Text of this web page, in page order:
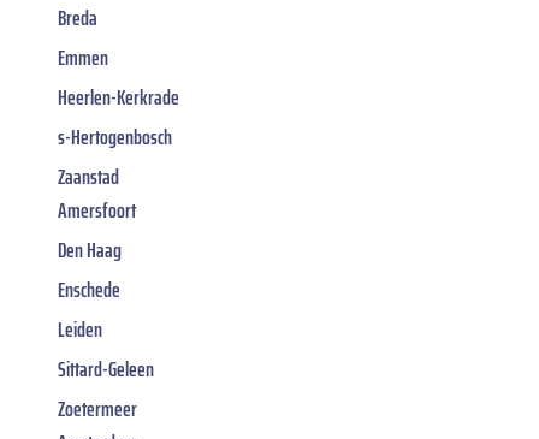
Breda
Emmen
Heerlen-Kerkrade
s-Hertogenbosch
Zaanstad
Amersfoort
Den Haag
Enschede
Leiden
Sittard-Geleen
Zoetermeer